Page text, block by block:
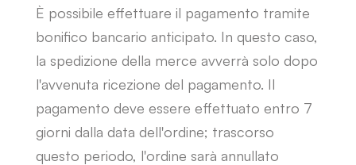
È possibile effettuare il pagamento tramite
bonifico bancario anticipato. In questo caso,
la spedizione della merce avverrà solo dopo
l'avvenuta ricezione del pagamento. Il
pagamento deve essere effettuato entro 7
giorni dalla data dell'ordine; trascorso
questo periodo, l'ordine sarà annullato